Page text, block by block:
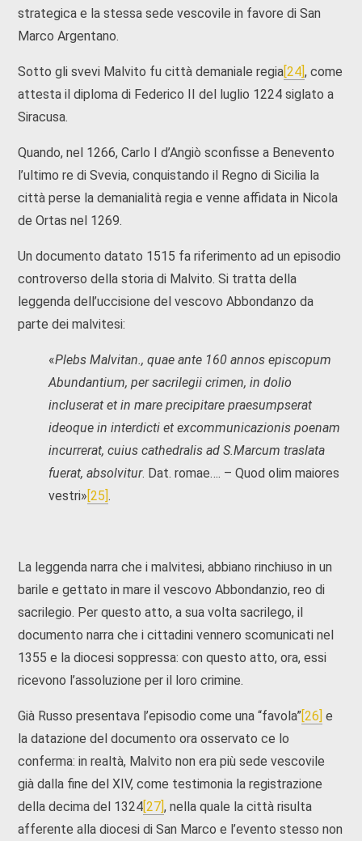
strategica e la stessa sede vescovile in favore di San
Marco Argentano.
Sotto gli svevi Malvito fu città demaniale regia[24], come
attesta il diploma di Federico II del luglio 1224 siglato a
Siracusa.
Quando, nel 1266, Carlo I d’Angiò sconfisse a Benevento
l’ultimo re di Svevia, conquistando il Regno di Sicilia la
città perse la demanialità regia e venne affidata in Nicola
de Ortas nel 1269.
Un documento datato 1515 fa riferimento ad un episodio
controverso della storia di Malvito. Si tratta della
leggenda dell’uccisione del vescovo Abbondanzo da
parte dei malvitesi:
«Plebs Malvitan., quae ante 160 annos episcopum
Abundantium, per sacrilegii crimen, in dolio
incluserat et in mare precipitare praesumpserat
ideoque in interdicti et excommunicazionis poenam
incurrerat, cuius cathedralis ad S.Marcum traslata
fuerat, absolvitur. Dat. romae…. – Quod olim maiores
vestri»[25].
La leggenda narra che i malvitesi, abbiano rinchiuso in un
barile e gettato in mare il vescovo Abbondanzio, reo di
sacrilegio. Per questo atto, a sua volta sacrilego, il
documento narra che i cittadini vennero scomunicati nel
1355 e la diocesi soppressa: con questo atto, ora, essi
ricevono l’assoluzione per il loro crimine.
Già Russo presentava l’episodio come una “favola”[26] e
la datazione del documento ora osservato ce lo
conferma: in realtà, Malvito non era più sede vescovile
già dalla fine del XIV, come testimonia la registrazione
della decima del 1324[27], nella quale la città risulta
afferente alla diocesi di San Marco e l’evento stesso non